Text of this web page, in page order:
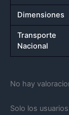
Dimensiones
Transporte
Nacional
No hay
Solo los